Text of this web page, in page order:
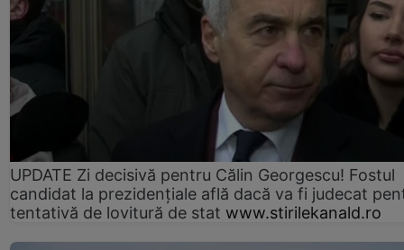
UPDATE Zi decisivă pentru Călin Georgescu! Fostul
candidat la prezidențiale află dacă va fi judecat
tentativă de lovitură de stat www.stirilekanald.ro